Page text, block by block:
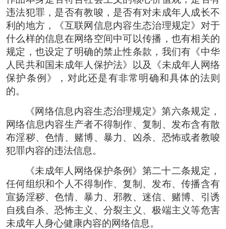
违法犯罪，是否有教唆，是否有对未成年人成长不
利的地方，《互联网信息内容生态治理规定》对于
什么样的信息在网络空间中可以传播，也有相关的
规定，也设定了明确的禁止性条款，我们有《中华
人民共和国未成年人保护法》以及《未成年人网络
保护条例》，对此还是有非常明确和具体的法则
的。
《网络信息内容生态治理规定》第六条规定，
网络信息内容生产者不得制作、复制、发布含有散
布淫秽、色情、赌博、暴力、凶杀、恐怖或者教唆
犯罪内容的违法信息。
《未成年人网络保护条例》第二十二条规定，
任何组织和个人不得制作、复制、发布、传播含有
宣扬淫秽、色情、暴力、邪教、迷信、赌博、引诱
自残自杀、恐怖主义、分裂主义、极端主义等危害
未成年人身心健康内容的网络信息。